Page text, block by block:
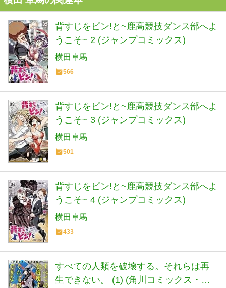
背すじをピン!と~鹿高競技ダンス部へよ
うこそ~ 2 (ジャンプコミックス)
横田卓馬
566
背すじをピン!と~鹿高競技ダンス部へよ
うこそ~ 3 (ジャンプコミックス)
横田卓馬
501
背すじをピン!と~鹿高競技ダンス部へよ
うこそ~ 4 (ジャンプコミックス)
横田卓馬
433
すべての人類を破壊する。それらは再
生できない。 (1) (角川コミックス・エ